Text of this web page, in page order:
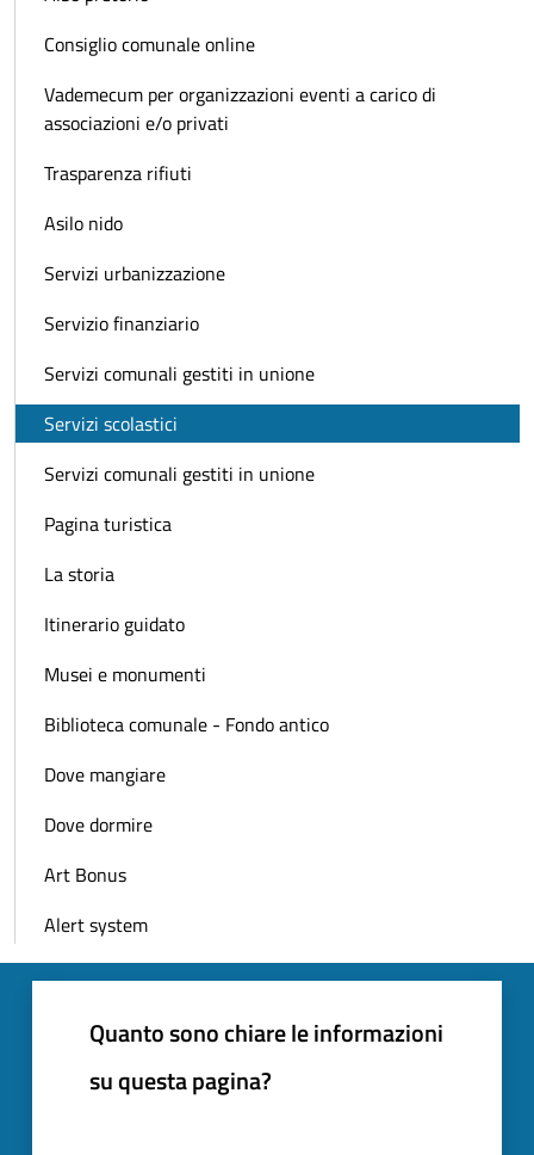
Consiglio comunale online
Vademecum per organizzazioni eventi a carico di
associazioni e/o privati
Trasparenza rifiuti
Asilo nido
Servizi urbanizzazione
Servizio finanziario
Servizi comunali gestiti in unione
Servizi scolastici
Servizi comunali gestiti in unione
Pagina turistica
La storia
Itinerario guidato
Musei e monumenti
Biblioteca comunale - Fondo antico
Dove mangiare
Dove dormire
Art Bonus
Alert system
Quanto sono chiare le informazioni
su questa pagina?